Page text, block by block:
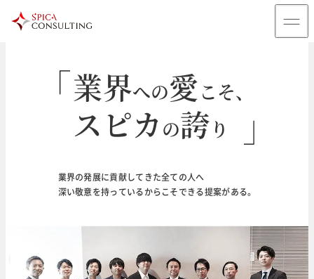
輝く未来のために
企業価値を最大化する「バリューアップコンサルティ
業界への愛こそ、
スピカ の誇 り
業界の発展に貢献してきた全ての人へ
深い敬意を持っているからこそできる提案がある。